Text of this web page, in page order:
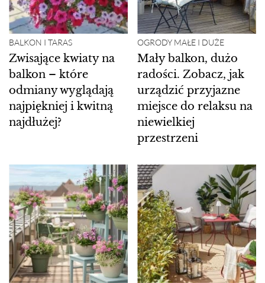
BALKON I TARAS
Zwisające kwiaty na
balkon – które
odmiany wyglądają
najpiękniej i kwitną
najdłużej?
OGRODY MAŁE I DUŻE
Mały balkon, dużo
radości. Zobacz, jak
urządzić przyjazne
miejsce do relaksu na
niewielkiej
przestrzeni